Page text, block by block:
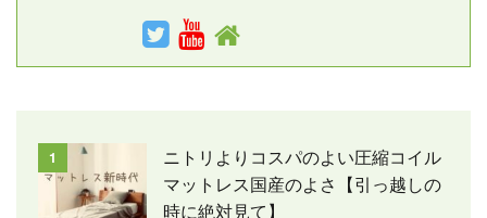
1
ニトリよりコスパのよい圧縮コイル
マットレス国産のよさ【引っ越しの
時に絶対見て】